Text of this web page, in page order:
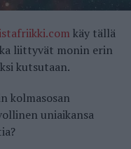
käy tällä
liittyvät monin erin
kutsutaan.
kolmasosan
uniaikansa